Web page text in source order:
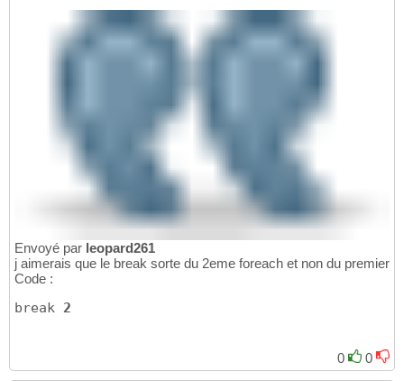
Envoyé par leopard261
j aimerais que le break sorte du 2eme foreach et non du premier
Code :
break 2
0 0